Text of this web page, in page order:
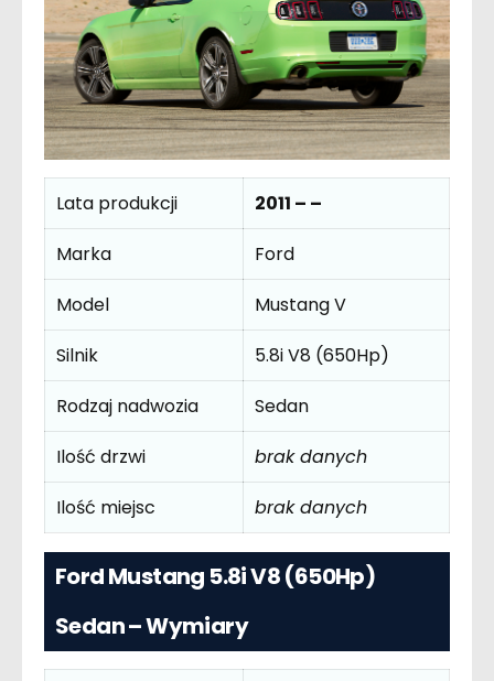
Lata produkcji
2011 – –
Marka
Ford
Model
Mustang V
Silnik
5.8i V8 (650Hp)
Rodzaj nadwozia
Sedan
Ilość drzwi
brak danych
Ilość miejsc
brak danych
Ford Mustang 5.8i V8 (650Hp)
Sedan – Wymiary